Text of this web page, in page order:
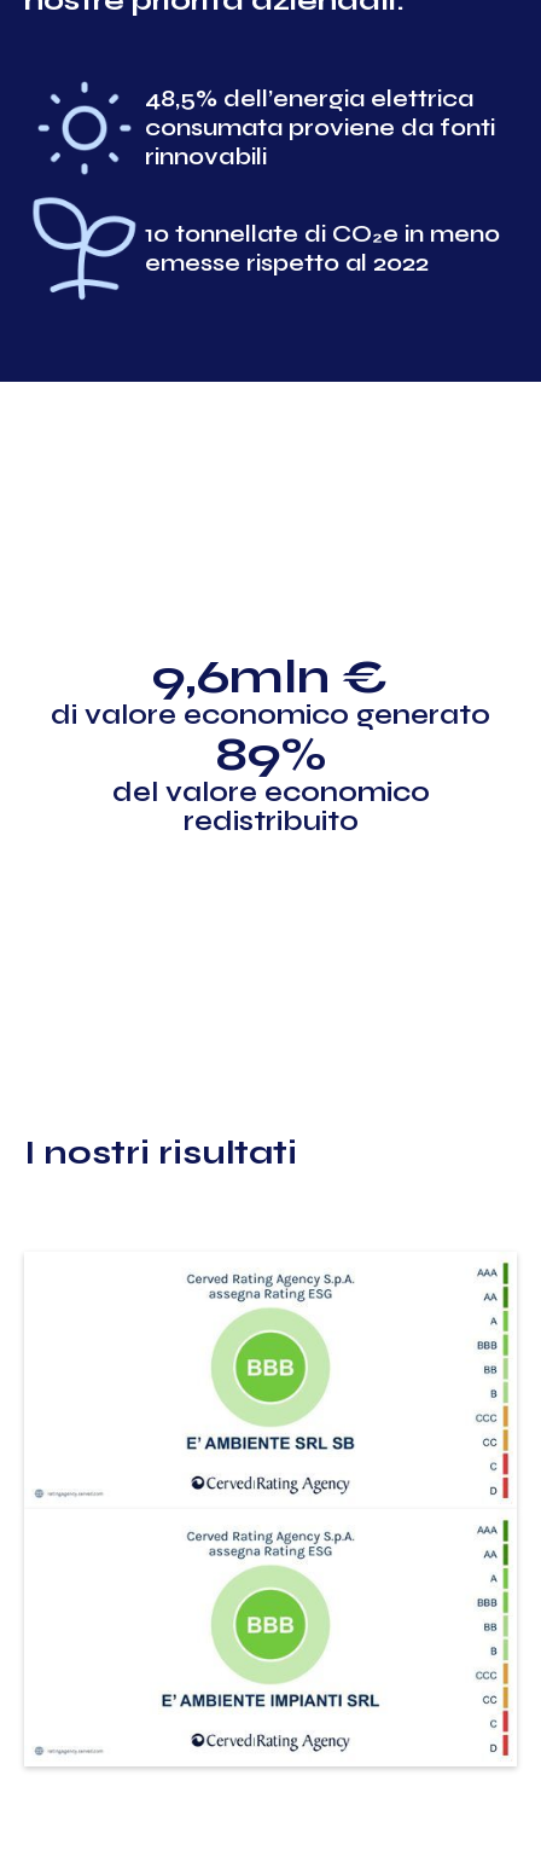
48,5% dell’energia elettrica
consumata proviene da fonti
rinnovabili
10 tonnellate di CO₂e in meno
emesse rispetto al 2022
9,6mln €
di valore economico generato
89%
del valore economico
redistribuito
I nostri risultati